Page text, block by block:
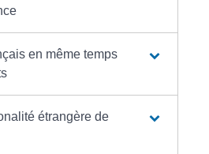
en même temps
étrangère de